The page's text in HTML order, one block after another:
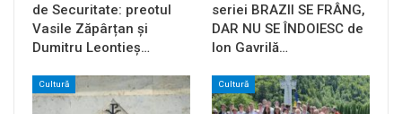
de Securitate: preotul
Vasile Zăpârțan și
Dumitru Leontieș…
seriei BRAZII SE FRÂNG,
DAR NU SE ÎNDOIESC de
Ion Gavrilă…
Cultură Cultură